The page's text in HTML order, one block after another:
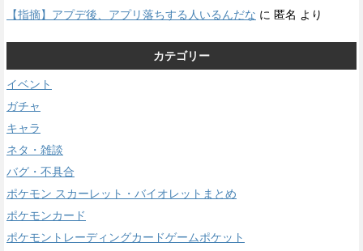
【指摘】アプデ後、アプリ落ちする人いるんだな に 匿名 より
カテゴリー
イベント
ガチャ
キャラ
ネタ・雑談
バグ・不具合
ポケモン スカーレット・バイオレットまとめ
ポケモンカード
ポケモントレーディングカードゲームポケット